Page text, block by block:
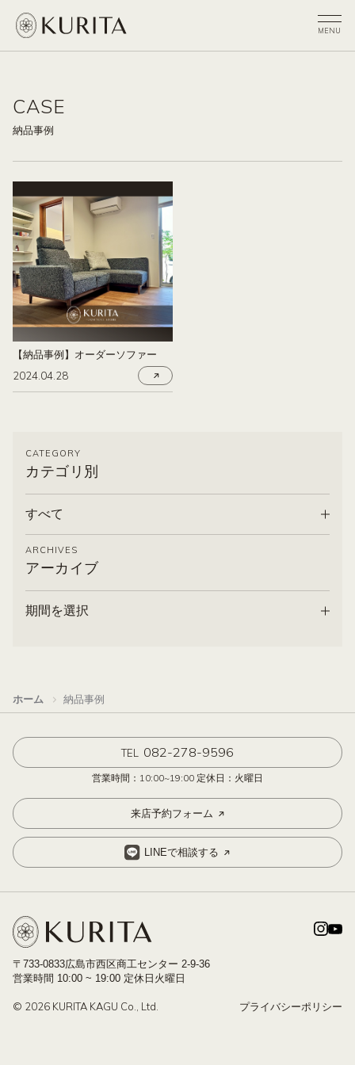
CASE
納品事例
CATEGORY
カテゴリ別
すべて
ARCHIVES
アーカイブ
期間を選択
【納品事例】オーダーソファー
2024.04.28
ホーム 納品事例
TEL 082-278-9596
営業時間：10:00~19:00 定休日：火曜日
来店予約フォーム
LINEで相談する
〒733-0833広島市西区商工センター 2-9-36
営業時間 10:00 ~ 19:00 定休日火曜日
プライバシーポリシー
© 2026 KURITA KAGU Co., Ltd.